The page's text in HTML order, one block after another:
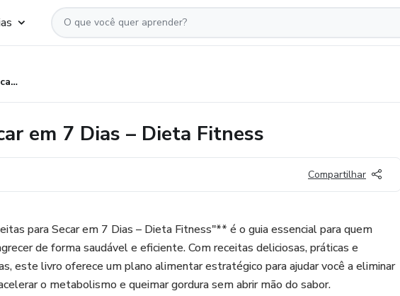
50 Receitas para Secar em 7 Dias – Dieta Fitness
em 7 Dias – Dieta Fitness
Compartilhar
para Secar em 7 Dias – Dieta Fitness"** é o guia essencial para quem
de forma saudável e eficiente. Com receitas deliciosas, práticas e
este livro oferece um plano alimentar estratégico para ajudar você a eliminar
o metabolismo e queimar gordura sem abrir mão do sabor.